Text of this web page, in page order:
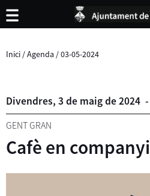
Inici /Agenda /03-05-2024
Divendres, 3 de maigde2024 -
GENT GRAN
Cafè en